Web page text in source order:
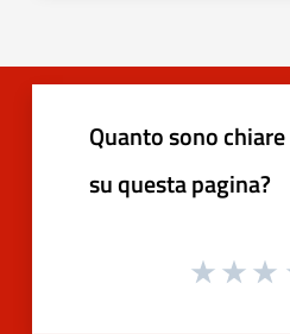
Quanto sono
su questa pagina?